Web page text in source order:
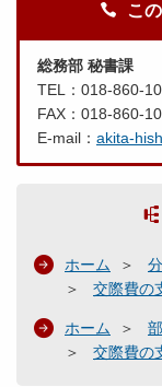
こ
総務部 秘書課
TEL：018-860-
FAX：018-860-
E-mail： akita-
ホーム
交際費の
ホーム
交際費の